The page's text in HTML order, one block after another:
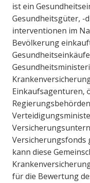
ist ein
Gesundheitsgüter, -
interventionen im
Bevölkerung
Einkaufsagenturen,
Versicherungsfonds
kann diese
für die Bewertung